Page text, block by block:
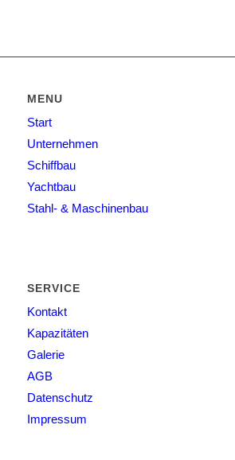
MENU
Start
Unternehmen
Schiffbau
Yachtbau
Stahl- & Maschinenbau
SERVICE
Kontakt
Kapazitäten
Galerie
AGB
Datenschutz
Impressum